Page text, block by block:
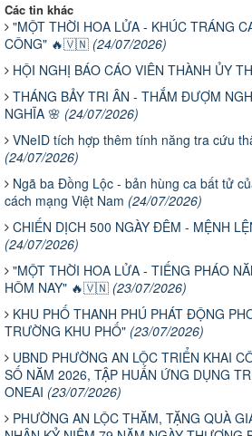
Các tin khác
"MỘT THỜI HOA LỬA - KHÚC TRÁNG
CÔNG" 🔥🇻🇳 (24/07/2026)
HỘI NGHỊ BÁO CÁO VIÊN THÀNH ỦY
THÁNG BẢY TRI ÂN - THẮM ĐƯỢM
NGHĨA 🌸 (24/07/2026)
VNeID tích hợp thêm tính năng tra cứu
(24/07/2026)
Ngã ba Đồng Lộc - bản hùng ca bất tử
cách mạng Việt Nam (24/07/2026)
CHIẾN DỊCH 500 NGÀY ĐÊM - MỆNH
(24/07/2026)
"MỘT THỜI HOA LỬA - TIẾNG PHÁO
HÔM NAY" 🔥🇻🇳 (23/07/2026)
KHU PHỐ THANH PHÚ PHÁT ĐỘNG
TRƯỜNG KHU PHỐ" (23/07/2026)
UBND PHƯỜNG AN LỘC TRIỂN KHAI
SỐ NĂM 2026, TẬP HUẤN ỨNG DỤNG
ONEAI (23/07/2026)
PHƯỜNG AN LỘC THĂM, TẶNG QUÀ